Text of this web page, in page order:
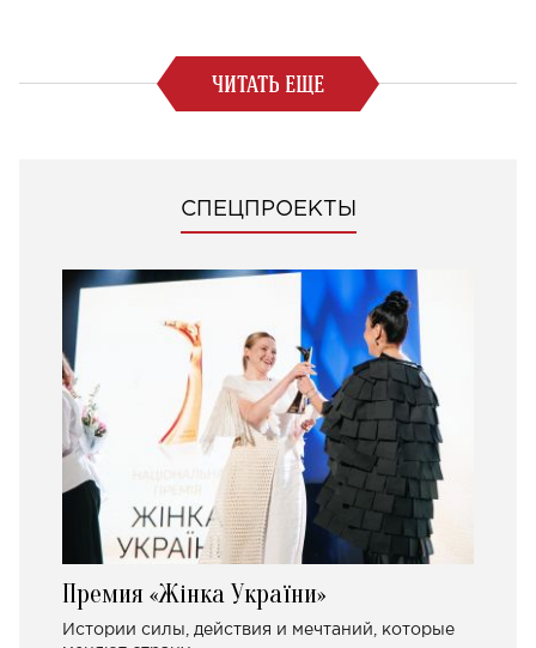
ЧИТАТЬ ЕЩЕ
СПЕЦПРОЕКТЫ
Премия «Жінка України»
Истории силы, действия и мечтаний, которые